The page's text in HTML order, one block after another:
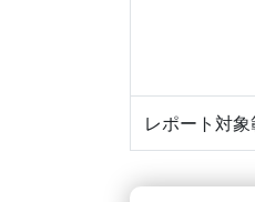
レポート対象